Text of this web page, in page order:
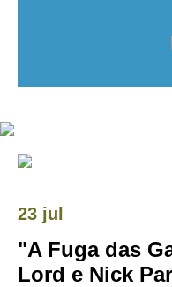
23 jul
"A Fuga das
Lord e Nick